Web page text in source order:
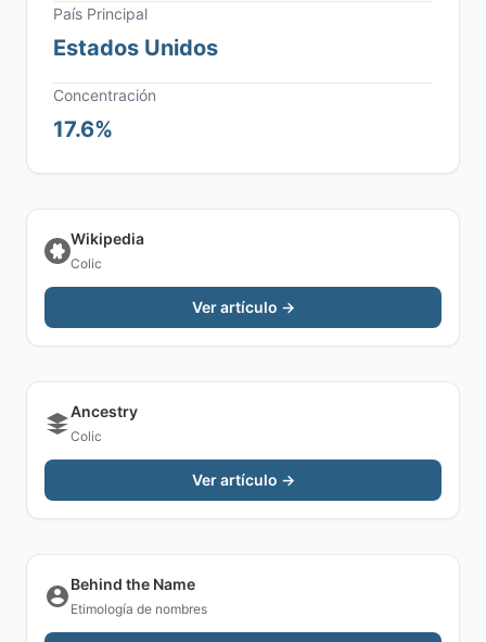
País Principal
Estados Unidos
Concentración
17.6%
Wikipedia
Colic
Ver artículo →
Ancestry
Colic
Ver artículo →
Behind the Name
Etimología de nombres